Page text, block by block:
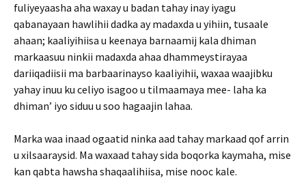
fuliyeyaasha aha waxay u badan tahay inay iyagu
qabanayaan hawlihii dadka ay madaxda u yihiin, tusaale
ahaan; kaaliyihiisa u keenaya barnaamij kala dhiman
markaasuu ninkii madaxda ahaa dhammeystirayaa
dariiqadiisii ma barbaarinayso kaaliyihii, waxaa waajibku
yahay inuu ku celiyo isagoo u tilmaamaya mee- laha ka
dhiman’ iyo siduu u soo hagaajin lahaa.
Marka waa inaad ogaatid ninka aad tahay markaad qof arrin
u xilsaaraysid. Ma waxaad tahay sida boqorka kaymaha, mise
kan qabta hawsha shaqaalihiisa, mise nooc kale.